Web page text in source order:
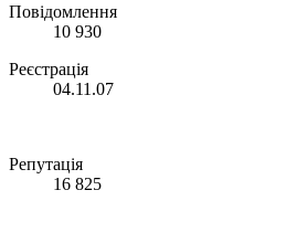
Повідомлення
10 930
Реєстрація
04.11.07
Репутація
16 825